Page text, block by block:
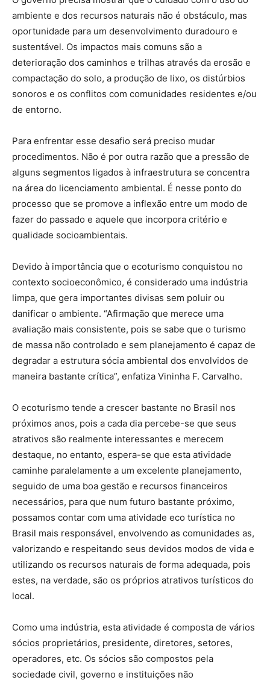
ambiente e dos recursos naturais não é obstáculo, mas
oportunidade para um desenvolvimento duradouro e
sustentável. Os impactos mais comuns são a
deterioração dos caminhos e trilhas através da erosão e
compactação do solo, a produção de lixo, os distúrbios
sonoros e os conflitos com comunidades residentes e/ou
de entorno.
Para enfrentar esse desafio será preciso mudar
procedimentos. Não é por outra razão que a pressão de
alguns segmentos ligados à infraestrutura se concentra
na área do licenciamento ambiental. É nesse ponto do
processo que se promove a inflexão entre um modo de
fazer do passado e aquele que incorpora critério e
qualidade socioambientais.
Devido à importância que o ecoturismo conquistou no
contexto socioeconômico, é considerado uma indústria
limpa, que gera importantes divisas sem poluir ou
danificar o ambiente. “Afirmação que merece uma
avaliação mais consistente, pois se sabe que o turismo
de massa não controlado e sem planejamento é capaz de
degradar a estrutura sócia ambiental dos envolvidos de
maneira bastante crítica”, enfatiza Vininha F. Carvalho.
O ecoturismo tende a crescer bastante no Brasil nos
próximos anos, pois a cada dia percebe-se que seus
atrativos são realmente interessantes e merecem
destaque, no entanto, espera-se que esta atividade
caminhe paralelamente a um excelente planejamento,
seguido de uma boa gestão e recursos financeiros
necessários, para que num futuro bastante próximo,
possamos contar com uma atividade eco turística no
Brasil mais responsável, envolvendo as comunidades as,
valorizando e respeitando seus devidos modos de vida e
utilizando os recursos naturais de forma adequada, pois
estes, na verdade, são os próprios atrativos turísticos do
local.
Como uma indústria, esta atividade é composta de vários
sócios proprietários, presidente, diretores, setores,
operadores, etc. Os sócios são compostos pela
sociedade civil, governo e instituições não